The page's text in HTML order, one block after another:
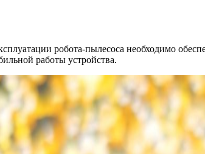
робота-пылесоса необходимо
работы устройства.